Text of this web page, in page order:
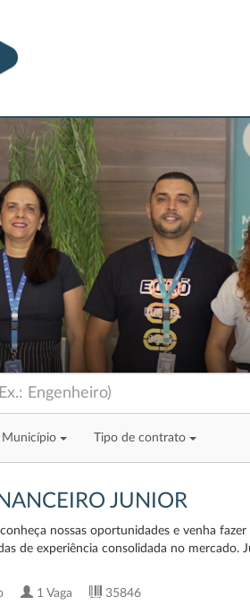
Município Tipo de contrato
JUNIOR
nossas oportunidades e venha
de experiência consolidada no
1 Vaga 35846